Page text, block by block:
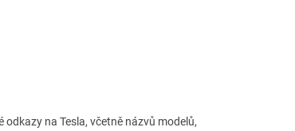
na Tesla, včetně názvů modelů,